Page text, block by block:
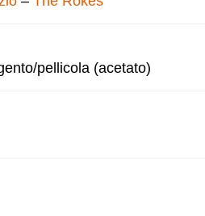
pellicola (acetato)